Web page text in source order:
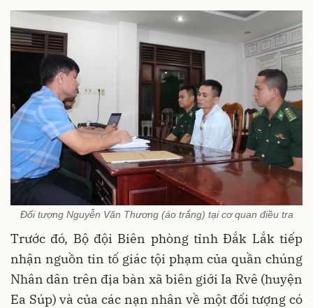
Đối tượng Nguyễn Văn Thương (áo trắng) tại cơ quan điều tra
Trước đó, Bộ đội Biên phòng tỉnh Đắk Lắk tiếp
nhận nguồn tin tố giác tội phạm của quần chúng
Nhân dân trên địa bàn xã biên giới Ia Rvê (huyện
Ea Súp) và của các nạn nhân về một đối tượng có